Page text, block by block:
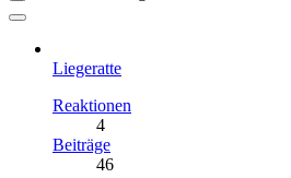
Liegeratte
Reaktionen
4
Beiträge
46